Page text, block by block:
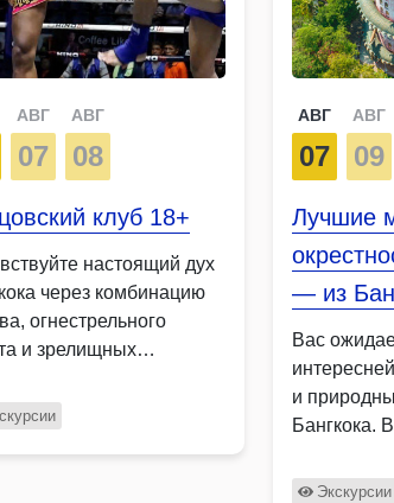
АВГ
07
АВГ
08
клуб 18+
настоящий дух
через комбинацию
огнестрельного
и зрелищных
АВГ
07
АВГ
09
Лучшие
— из
Вас
и
Бангкока.
Экскурсии